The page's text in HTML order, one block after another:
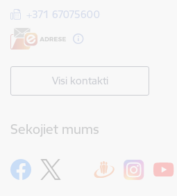
+371 67075600
Visi kontakti
Sekojiet mums